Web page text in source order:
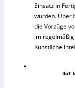
Einsatz in
wurden. Über
die Vorzüge
im
Künstliche
IIoT